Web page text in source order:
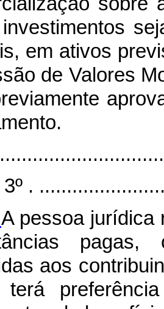
em ativos
de Valores
.
A pessoa jurídica
pagas,
aos
terá